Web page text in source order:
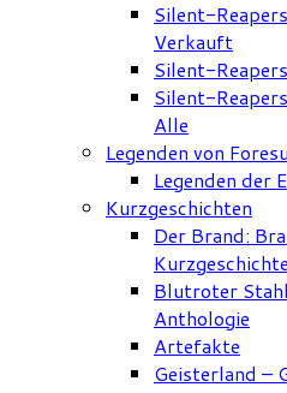
Silent-
Verkauft
Silent-
Silent-
Alle
Legenden von
Legenden der
Kurzgeschichten
Der Brand:
Blutroter
Anthologie
Artefakte
Geisterland –